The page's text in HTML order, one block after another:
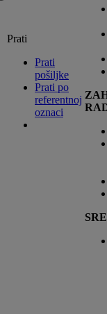
Prati
Prati
pošiljke
Prati po
referentnoj
oznaci